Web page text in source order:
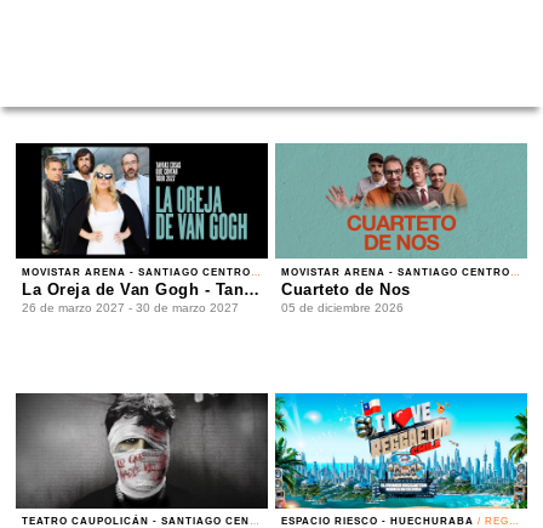
MOVISTAR ARENA - SANTIAGO CENTRO / POP
26 de marzo 2027 - 30 de marzo 2027
MOVISTAR ARENA - SANTIAGO CENTRO
Cuarteto de Nos
05 de diciembre 2026
TEATRO CAUPOLICÁN - SANTIAGO CENTRO
Julianno Sosa
24 de octubre 2026
ESPACIO RIESCO - HUECHURABA/ REGGAETÓN
I Love Reggaeton Chile - Espacio Riesco 2027
20 de marzo 2027